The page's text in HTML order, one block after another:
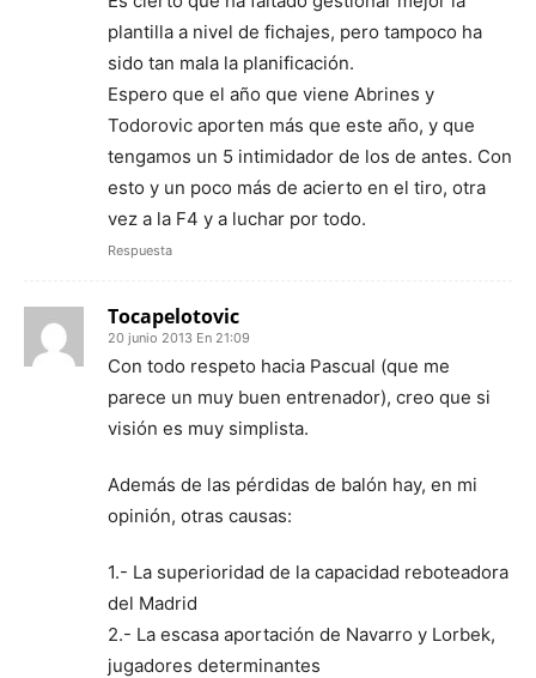
plantilla a nivel de fichajes, pero tampoco ha
sido tan mala la planificación.
Espero que el año que viene Abrines y
Todorovic aporten más que este año, y que
tengamos un 5 intimidador de los de antes. Con
esto y un poco más de acierto en el tiro, otra
vez a la F4 y a luchar por todo.
Respuesta
Tocapelotovic
20 junio 2013 En 21:09
Con todo respeto hacia Pascual (que me
parece un muy buen entrenador), creo que si
visión es muy simplista.
Además de las pérdidas de balón hay, en mi
opinión, otras causas:
1.- La superioridad de la capacidad reboteadora
del Madrid
2.- La escasa aportación de Navarro y Lorbek,
jugadores determinantes